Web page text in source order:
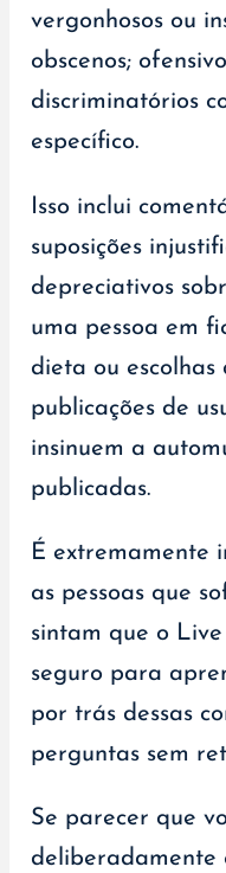
vergonhosos ou
obscenos;
discriminatórios
específico.
Isso inclui
suposições
depreciativos
uma pessoa em
dieta ou escolhas
publicações de
insinuem a
publicadas.
É extremamente
as pessoas que
sintam que o
seguro para
por trás dessas
perguntas sem
Se parecer que
deliberadamente